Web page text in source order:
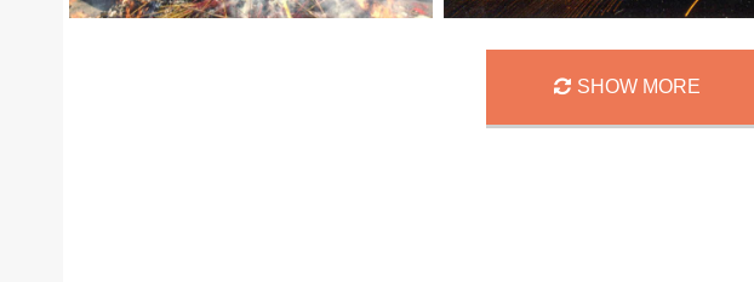
香港 / HongKong
2 Comments
SHOW MORE